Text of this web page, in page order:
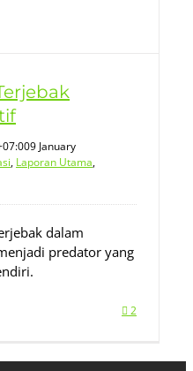
9 January
, Laporan Utama,
dalam
predator yang
2